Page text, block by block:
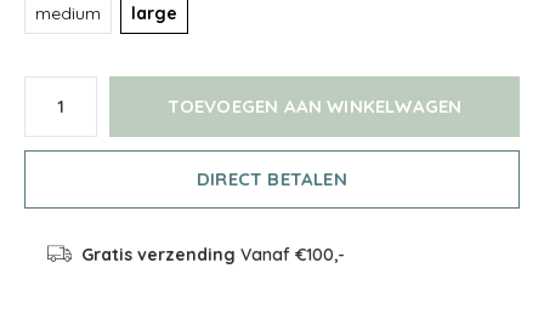
medium large
TOEVOEGEN AAN WINKELWAGEN
DIRECT BETALEN
Gratis verzending Vanaf €100,-